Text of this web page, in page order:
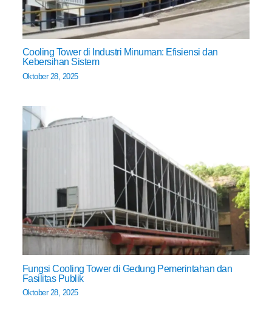
Cooling Tower di Industri Minuman: Efisiensi dan
Kebersihan Sistem
Oktober 28, 2025
Fungsi Cooling Tower di Gedung Pemerintahan dan
Fasilitas Publik
Oktober 28, 2025